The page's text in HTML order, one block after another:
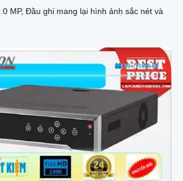
MP, Đầu ghi mang lại hình ảnh sắc nét và